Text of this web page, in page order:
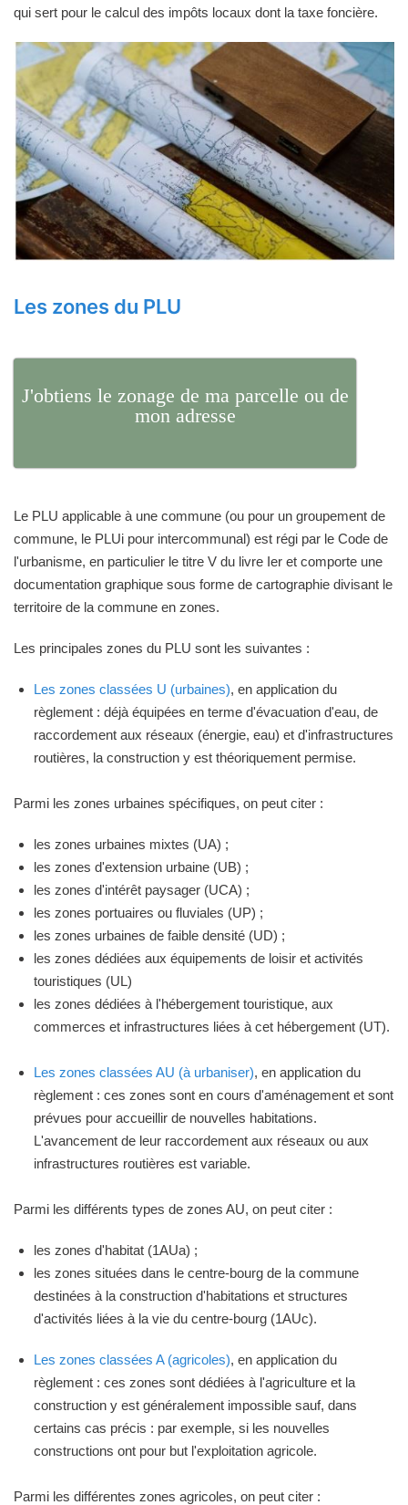
qui sert pour le calcul des impôts locaux dont la taxe foncière.
Les zones du PLU
J'obtiens le zonage de ma parcelle ou de
mon adresse
Le PLU applicable à une commune (ou pour un groupement de
commune, le PLUi pour intercommunal) est régi par le Code de
l'urbanisme, en particulier le titre V du livre Ier et comporte une
documentation graphique sous forme de cartographie divisant le
territoire de la commune en zones.
Les principales zones du PLU sont les suivantes :
Les zones classées U (urbaines), en application du
règlement : déjà équipées en terme d'évacuation d'eau, de
raccordement aux réseaux (énergie, eau) et d'infrastructures
routières, la construction y est théoriquement permise.
Parmi les zones urbaines spécifiques, on peut citer :
les zones urbaines mixtes (UA) ;
les zones d'extension urbaine (UB) ;
les zones d'intérêt paysager (UCA) ;
les zones portuaires ou fluviales (UP) ;
les zones urbaines de faible densité (UD) ;
les zones dédiées aux équipements de loisir et activités
touristiques (UL)
les zones dédiées à l'hébergement touristique, aux
commerces et infrastructures liées à cet hébergement (UT).
Les zones classées AU (à urbaniser), en application du
règlement : ces zones sont en cours d'aménagement et sont
prévues pour accueillir de nouvelles habitations.
L'avancement de leur raccordement aux réseaux ou aux
infrastructures routières est variable.
Parmi les différents types de zones AU, on peut citer :
les zones d'habitat (1AUa) ;
les zones situées dans le centre-bourg de la commune
destinées à la construction d'habitations et structures
d'activités liées à la vie du centre-bourg (1AUc).
Les zones classées A (agricoles), en application du
règlement : ces zones sont dédiées à l'agriculture et la
construction y est généralement impossible sauf, dans
certains cas précis : par exemple, si les nouvelles
constructions ont pour but l'exploitation agricole.
Parmi les différentes zones agricoles, on peut citer :